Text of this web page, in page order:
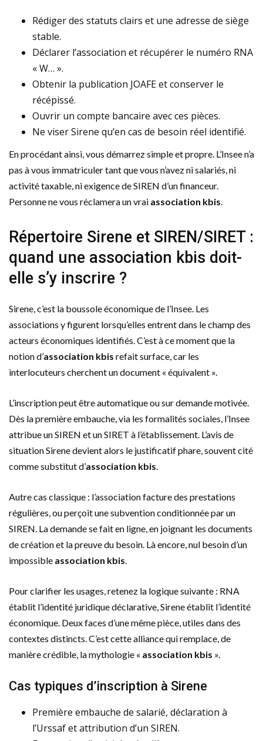
Rédiger des statuts clairs et une adresse de siège
stable.
Déclarer l’association et récupérer le numéro RNA
« W… ».
Obtenir la publication JOAFE et conserver le
récépissé.
Ouvrir un compte bancaire avec ces pièces.
Ne viser Sirene qu’en cas de besoin réel identifié.
En procédant ainsi, vous démarrez simple et propre. L’Insee n’a
pas à vous immatriculer tant que vous n’avez ni salariés, ni
activité taxable, ni exigence de SIREN d’un financeur.
Personne ne vous réclamera un vrai association kbis.
Répertoire Sirene et SIREN/SIRET :
quand une association kbis doit-
elle s’y inscrire ?
Sirene, c’est la boussole économique de l’Insee. Les
associations y figurent lorsqu’elles entrent dans le champ des
acteurs économiques identifiés. C’est à ce moment que la
notion d’association kbis refait surface, car les
interlocuteurs cherchent un document « équivalent ».
L’inscription peut être automatique ou sur demande motivée.
Dès la première embauche, via les formalités sociales, l’Insee
attribue un SIREN et un SIRET à l’établissement. L’avis de
situation Sirene devient alors le justificatif phare, souvent cité
comme substitut d’association kbis.
Autre cas classique : l’association facture des prestations
régulières, ou perçoit une subvention conditionnée par un
SIREN. La demande se fait en ligne, en joignant les documents
de création et la preuve du besoin. Là encore, nul besoin d’un
impossible association kbis.
Pour clarifier les usages, retenez la logique suivante : RNA
établit l’identité juridique déclarative, Sirene établit l’identité
économique. Deux faces d’une même pièce, utiles dans des
contextes distincts. C’est cette alliance qui remplace, de
manière crédible, la mythologie « association kbis ».
Cas typiques d’inscription à Sirene
Première embauche de salarié, déclaration à
l’Urssaf et attribution d’un SIREN.